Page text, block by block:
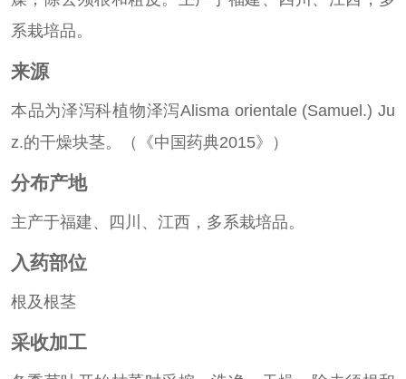
系栽培品。
来源
本品为泽泻科植物泽泻Alisma orientale(Samuel.) Ju
z.的干燥块茎。（《中国药典2015》）
分布产地
主产于福建、四川、江西，多系栽培品。
入药部位
根及根茎
采收加工